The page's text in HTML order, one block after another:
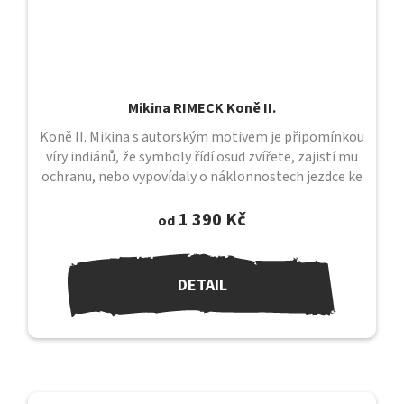
Mikina RIMECK Koně II.
od 1 390 Kč
DETAIL
Koně II. Mikina s autorským motivem je připomínkou
víry indiánů, že symboly řídí osud zvířete, zajistí mu
ochranu, nebo vypovídaly o náklonnostech jezdce ke